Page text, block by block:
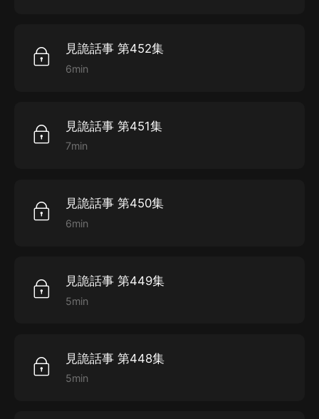
見詭話事 第452集
6min
見詭話事 第451集
7min
見詭話事 第450集
6min
見詭話事 第449集
5min
見詭話事 第448集
5min